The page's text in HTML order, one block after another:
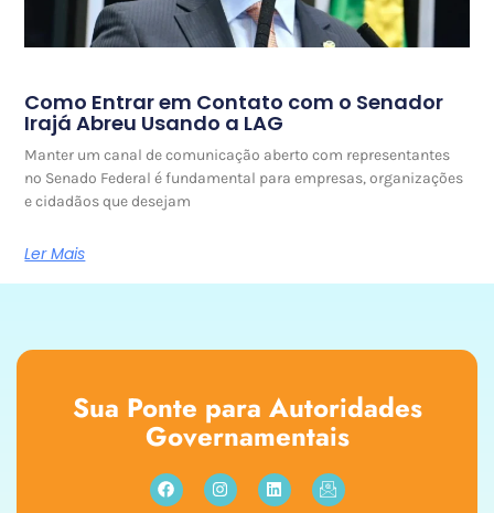
Como Entrar em Contato com o Senador
Irajá Abreu Usando a LAG
Manter um canal de comunicação aberto com representantes
no Senado Federal é fundamental para empresas, organizações
e cidadãos que desejam
Ler Mais
Sua Ponte para Autoridades
Governamentais